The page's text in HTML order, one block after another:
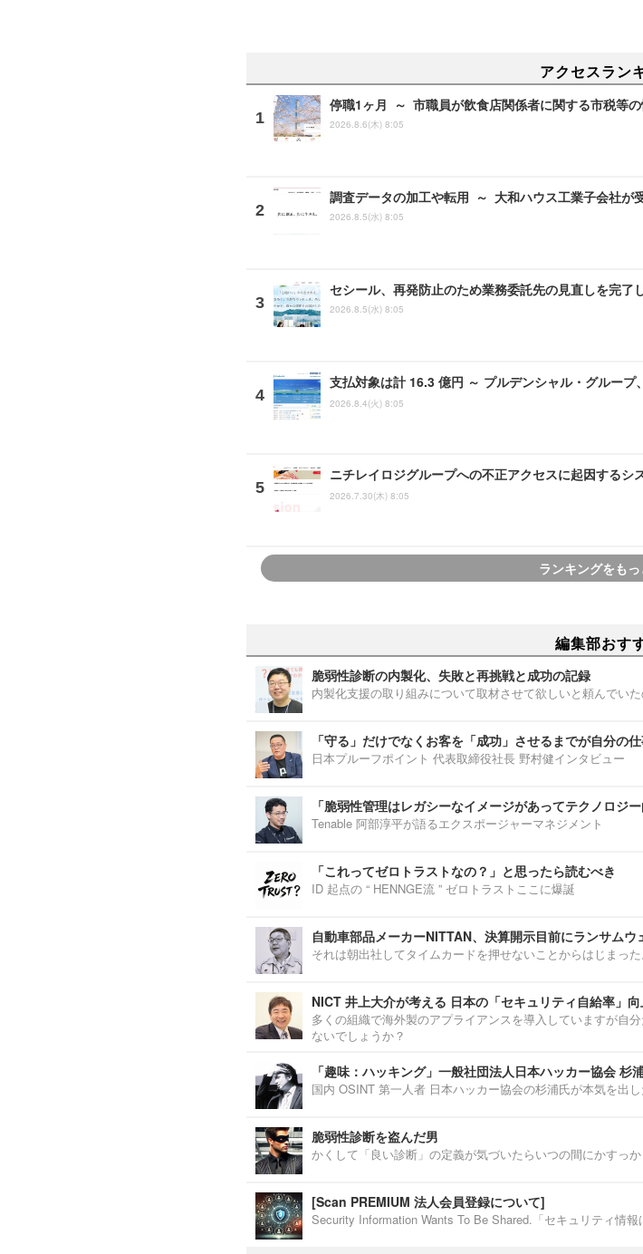
アクセスラン
停職1ヶ月 ～ 市職員が飲食店関係者に関する市税等
2026.8.6(木) 8:05
調査データの加工や転用 ～ 大和ハウス工業子会社が
2026.8.5(水) 8:05
セシール、再発防止のため業務委託先の見直しを完了
2026.8.5(水) 8:05
支払対象は計 16.3 億円 ～ プルデンシャル・グルー
2026.8.4(火) 8:05
ニチレイロジグループへの不正アクセスに起因する
2026.7.30(木) 8:05
ランキングをも
編集部おす
脆弱性診断の内製化、失敗と再挑戦と成功の記録
内製化支援の取り組みについて取材させて欲しいと頼んでい
「守る」だけでなくお客を「成功」させるまでが自分の
日本プルーフポイント 代表取締役社長 野村健インタビュー
「脆弱性管理はレガシーなイメージがあってテクノロジ
Tenable 阿部淳平が語るエクスポージャーマネジメント
「これってゼロトラストなの？」と思ったら読むべき
ID 起点の “ HENNGE流 ” ゼロトラストここに爆誕
自動車部品メーカーNITTAN、決算開示目前にランサムウ
それは朝出社してタイムカードを押せないことからはじまっ
NICT 井上大介が考える 日本の「セキュリティ自給率」
多くの組織で海外製のアプライアンスを導入していますが自
ないでしょうか？
「趣味：ハッキング」一般社団法人日本ハッカー協会 杉
国内 OSINT 第一人者 日本ハッカー協会の杉浦氏が本気を出し
脆弱性診断を盗んだ男
かくして「良い診断」の定義が気づいたらいつの間にかすっ
[Scan PREMIUM 法人会員登録について]
Security Information Wants To Be Shared.「セキュリティ情報